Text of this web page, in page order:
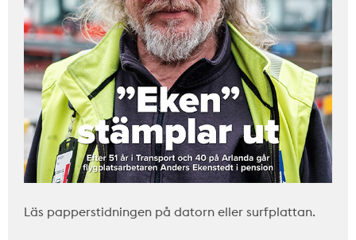
Läs papperstidningen på datorn eller surfplattan.